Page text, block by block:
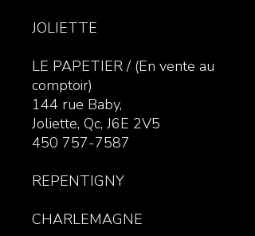
JOLIETTE
LE PAPETIER / (En vente au
comptoir)
144 rue Baby,
Joliette, Qc, J6E 2V5
450 757-7587
REPENTIGNY
CHARLEMAGNE